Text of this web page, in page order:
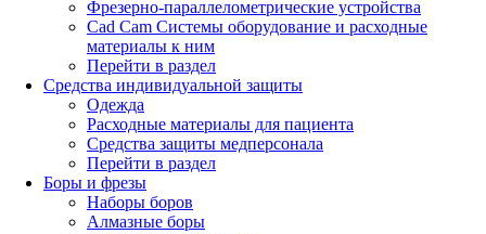
Фрезерно-параллелометрические устройства
Cad Cam Системы оборудование и расходные
материалы к ним
Перейти в раздел
Средства индивидуальной защиты
Одежда
Расходные материалы для пациента
Средства защиты медперсонала
Перейти в раздел
Боры и фрезы
Наборы боров
Алмазные боры